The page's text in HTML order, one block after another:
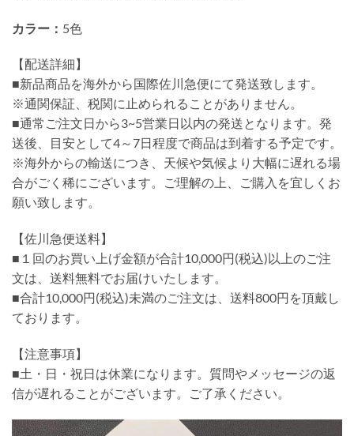
カラー： 5色
【配送詳細】
■新品商品を海外から国際佐川急便にて発送致します。
※通関保証、税関に止められることがありません。
■通常ご注文日から3~5営業日以内の発送となります。発
送後、目安として4～7日程度で商品は到着する予定です。
※海外からの輸送につき、天候や気候より大幅に遅れる場
合がごく稀にございます。ご理解の上、ご購入を宜しくお
願い致します。
【佐川急便送料】
■１回のお買い上げ金額が合計10,000円(税込)以上のご注
文は、送料無料でお届けいたします。
■合計10,000円(税込)未満のご注文は、送料800円を頂戴し
ております。
【注意事項】
■土・日・祝日は休業になります。質問やメッセージの返
信が遅れることがございます。ご了承ください。